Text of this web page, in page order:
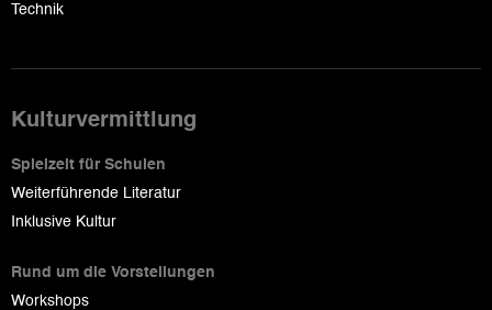
Technik
Kulturvermittlung
Spielzeit für Schulen
Weiterführende Literatur
Inklusive Kultur
Rund um die Vorstellungen
Workshops